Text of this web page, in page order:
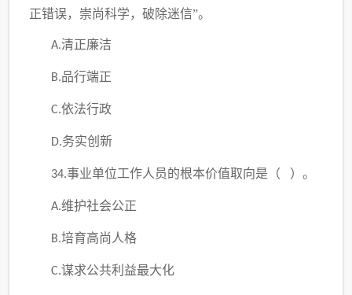
正错误，崇尚科学，破除迷信”。
A.清正廉洁
B.品行端正
C.依法行政
D.务实创新
34.事业单位工作人员的根本价值取向是（ ）。
A.维护社会公正
B.培育高尚人格
C.谋求公共利益最大化